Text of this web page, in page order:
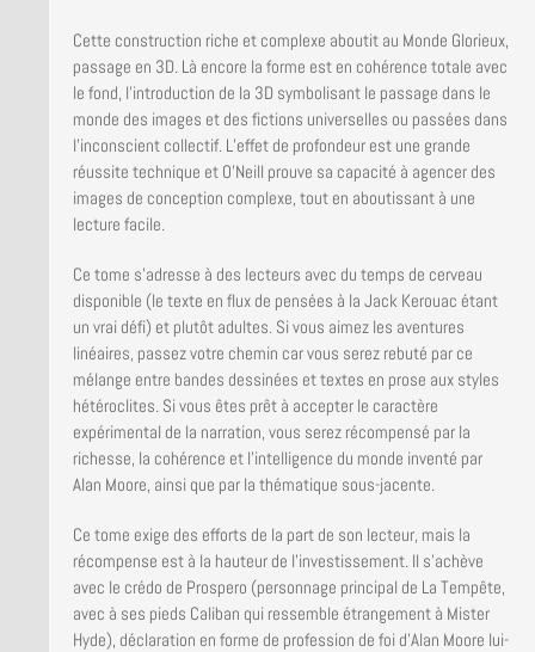
Cette construction riche et complexe aboutit au Monde Glorieux,
passage en 3D. Là encore la forme est en cohérence totale avec
le fond, l’introduction de la 3D symbolisant le passage dans le
monde des images et des fictions universelles ou passées dans
l’inconscient collectif. L’effet de profondeur est une grande
réussite technique et O’Neill prouve sa capacité à agencer des
images de conception complexe, tout en aboutissant à une
lecture facile.
Ce tome s’adresse à des lecteurs avec du temps de cerveau
disponible (le texte en flux de pensées à la Jack Kerouac étant
un vrai défi) et plutôt adultes. Si vous aimez les aventures
linéaires, passez votre chemin car vous serez rebuté par ce
mélange entre bandes dessinées et textes en prose aux styles
hétéroclites. Si vous êtes prêt à accepter le caractère
expérimental de la narration, vous serez récompensé par la
richesse, la cohérence et l’intelligence du monde inventé par
Alan Moore, ainsi que par la thématique sous-jacente.
Ce tome exige des efforts de la part de son lecteur, mais la
récompense est à la hauteur de l’investissement. Il s’achève
avec le crédo de Prospero (personnage principal de La Tempête,
avec à ses pieds Caliban qui ressemble étrangement à Mister
Hyde), déclaration en forme de profession de foi d’Alan Moore lui-